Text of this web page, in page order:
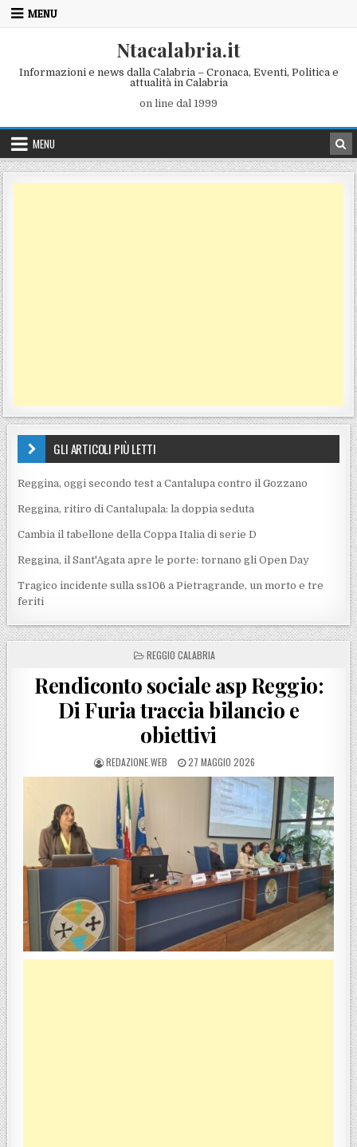
Skip to content
MENU
Ntacalabria.it
Informazioni e news dalla Calabria – Cronaca, Eventi, Politica e
attualità in Calabria
on line dal 1999
MENU
GLI ARTICOLI PIÙ LETTI
Reggina, oggi secondo test a Cantalupa contro il Gozzano
Reggina, ritiro di Cantalupala: la doppia seduta
Cambia il tabellone della Coppa Italia di serie D
Reggina, il Sant'Agata apre le porte: tornano gli Open Day
Tragico incidente sulla ss106 a Pietragrande, un morto e tre
feriti
POSTED IN
REGGIO CALABRIA
Rendiconto sociale asp Reggio:
Di Furia traccia bilancio e
obiettivi
POSTED BY
REDAZIONE.WEB POSTED ON
27 MAGGIO 2026